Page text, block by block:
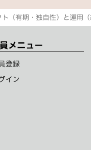
（有期・独自性）と運用
メニュー
登録
イン